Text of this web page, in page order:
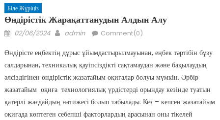
Біле Жүріңіз
Өндірістік Жарақаттанудын Алдын Алу
Posted
02/06/2024 Author
admin Comment(0)
Өндірісте еңбектің дұрыс ұйымдастырылмауынан, еңбек тәртібін бұзу
салдарынан, техникалық қауіпсіздікті сақтамаудан және бақылаудың
әлсіздігінен өндірістік жазатайым оқиғалар болуы мүмкін. Әрбір
жазатайым оқиға технологиялық үрдістерді орындау кезінде туатын
қатерлі жағдайдың нәтижесі болып табылады. Кез – келген жазатайым
оқиғада көптеген себепші факторлардың арасынан оны тікелей